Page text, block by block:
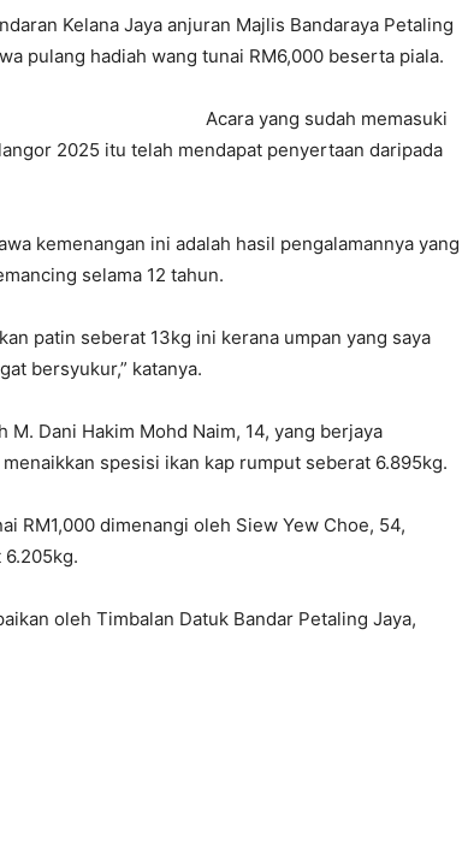
Kelana Jaya anjuran Majlis Bandaraya Petaling
pulang hadiah wang tunai RM6,000 beserta piala.
Acara yang sudah memasuki
2025 itu telah mendapat penyertaan daripada
kemenangan ini adalah hasil pengalamannya yang
selama 12 tahun.
patin seberat 13kg ini kerana umpan yang saya
bersyukur,” katanya.
Dani Hakim Mohd Naim, 14, yang berjaya
spesisi ikan kap rumput seberat 6.895kg.
RM1,000 dimenangi oleh Siew Yew Choe, 54,
oleh Timbalan Datuk Bandar Petaling Jaya,